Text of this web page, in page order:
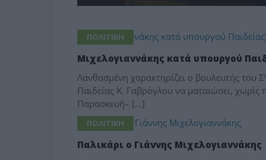
ΠΟΛΙΤΙΚΗ
Μιχελογιαννάκης κατά υπουργού
Λανθασμένη χαρακτηρίζει ο βουλευτής
Παιδείας Κ. Γαβρόγλου να ματαιώσει,
Παρασκευή– […]
ΠΟΛΙΤΙΚΗ
Παλικάρι ο Γιάννης Μιχελογιαννάκης